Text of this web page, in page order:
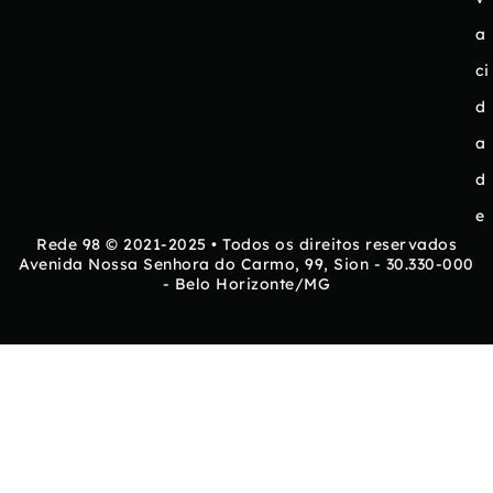
a
ci
d
a
d
e
Rede 98 © 2021-2025 • Todos os direitos reservados
Avenida Nossa Senhora do Carmo, 99, Sion - 30.330-000
- Belo Horizonte/MG